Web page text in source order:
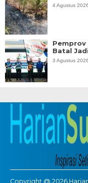
4 Agustus
Pemprov
Batal
3 Agustus
Copyright @ 2026